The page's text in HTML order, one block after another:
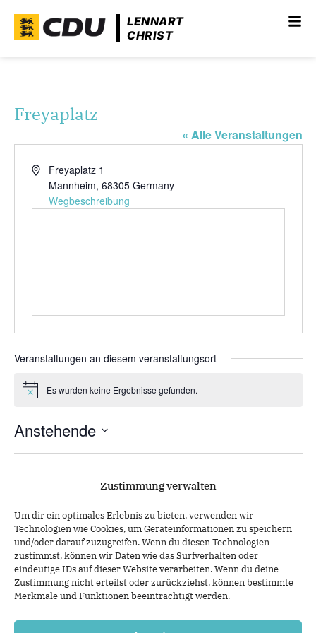
Zustimmung verwalten
Um dir ein optimales Erlebnis zu bieten, verwenden wir
Technologien wie Cookies, um Geräteinformationen zu speichern
und/oder darauf zuzugreifen. Wenn du diesen Technologien
zustimmst, können wir Daten wie das Surfverhalten oder
eindeutige IDs auf dieser Website verarbeiten. Wenn du deine
Zustimmung nicht erteilst oder zurückziehst, können bestimmte
Merkmale und Funktionen beeinträchtigt werden.
LENNART
CHRIST
Freyaplatz
« Alle Veranstaltungen
AdresseFreyaplatz 1
Mannheim, 68305 Germany
Wegbeschreibung
Veranstaltungen an diesem veranstaltungsort
HinweisEs wurden keine Ergebnisse gefunden.
Anstehende
wählen.
Kalender abonnieren